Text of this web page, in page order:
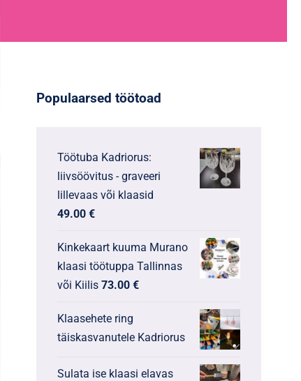
Populaarsed töötoad
Töötuba Kadriorus:
liivsöövitus - graveeri
lillevaas või klaasid
49.00 €
Kinkekaart kuuma Murano
klaasi töötuppa Tallinnas
või Kiilis 73.00 €
Klaasehete ring
täiskasvanutele Kadriorus
Sulata ise klaasi elavas